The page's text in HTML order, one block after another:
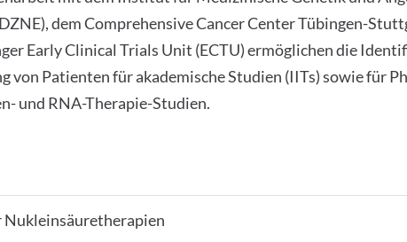
dem Comprehensive Cancer Center Tübingen-
Early Clinical Trials Unit (ECTU) ermöglichen die
von Patienten für akademische Studien (IITs) sowie für
und RNA-Therapie-Studien.
Nukleinsäuretherapien